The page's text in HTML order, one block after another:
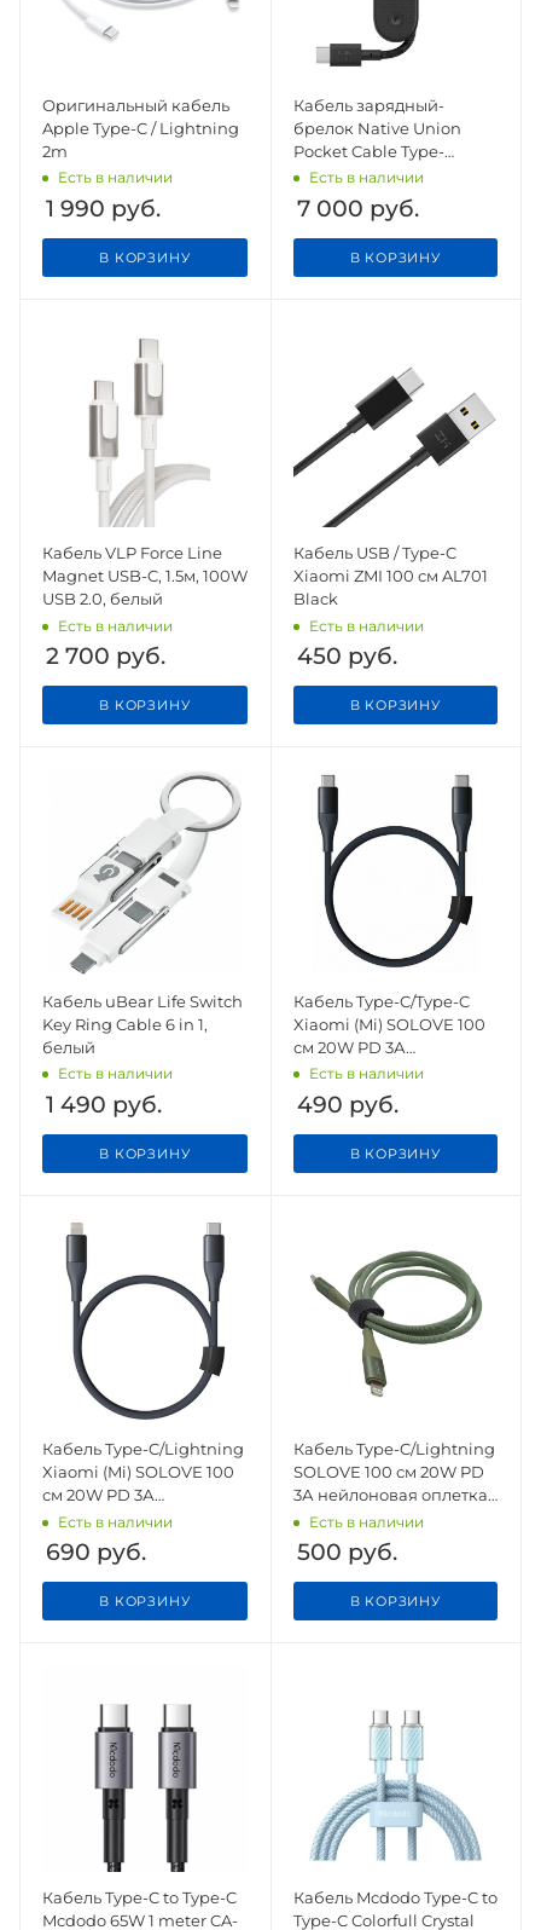
Оригинальный кабель
Apple Type-C / Lightning
2m
Есть в наличии
1 990 руб.
В КОРЗИНУ
Кабель зарядный-
брелок Native Union
Pocket Cable Type-
C/Type-C, черный
Есть в наличии
7 000 руб.
В КОРЗИНУ
Кабель VLP Force Line
Magnet USB-C, 1.5м, 100W
USB 2.0, белый
Есть в наличии
2 700 руб.
В КОРЗИНУ
Кабель USB / Type-C
Xiaomi ZMI 100 см AL701
Black
Есть в наличии
450 руб.
В КОРЗИНУ
Кабель uBear Life Switch
Key Ring Cable 6 in 1,
белый
Есть в наличии
1 490 руб.
В КОРЗИНУ
Кабель Type-C/Type-C
Xiaomi (Mi) SOLOVE 100
см 20W PD 3А
нейлоновая оплетка
(DW3 Dark Grey), темно-
серый
Есть в наличии
490 руб.
В КОРЗИНУ
Кабель Type-C/Lightning
Xiaomi (Mi) SOLOVE 100
см 20W PD 3А
нейлоновая оплетка
(DW5 Dark Grey),темно-
серый
Есть в наличии
690 руб.
В КОРЗИНУ
Кабель Type-C/Lightning
SOLOVE 100 см 20W PD
3А нейлоновая оплетка
(DW5 Green), зеленый
Есть в наличии
500 руб.
В КОРЗИНУ
Кабель Type-C to Type-C
Mcdodo 65W 1 meter CA-
Кабель Mcdodo Type-C to
Type-C Colorfull Crystal